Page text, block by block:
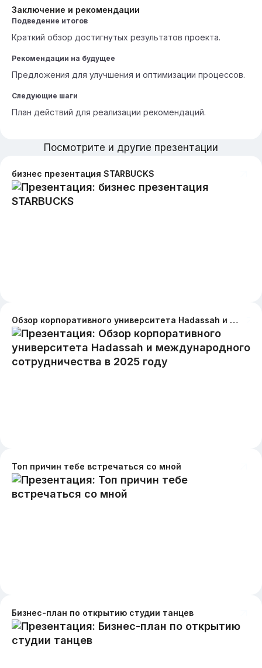
Заключение и рекомендации
Подведение итогов
Краткий обзор достигнутых результатов проекта.
Рекомендации на будущее
Предложения для улучшения и оптимизации процессов.
Следующие шаги
План действий для реализации рекомендаций.
Посмотрите и другие презентации
бизнес презентация STARBUCKS
Обзор корпоративного университета Hadassah и международного сотрудничества в 2025 году
Топ причин тебе встречаться со мной
Бизнес-план по открытию студии танцев